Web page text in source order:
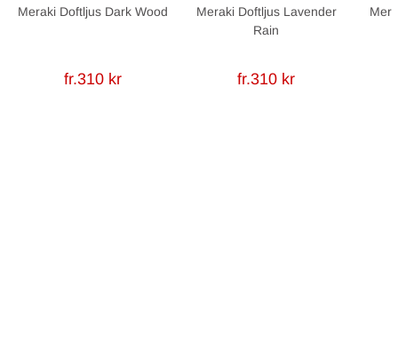
Meraki Doftljus Dark Wood
fr.310 kr
Meraki Doftljus Lavender
Rain
fr.310 kr